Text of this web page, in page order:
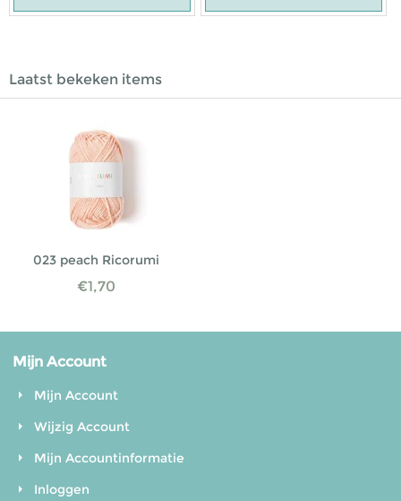
Laatst bekeken items
023 peach Ricorumi
€1,70
Mijn Account
Mijn Account
Wijzig Account
Mijn Accountinformatie
Inloggen